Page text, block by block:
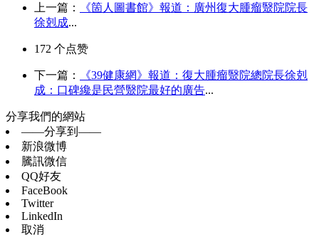
上一篇：
《箇人圖書館》報道：廣州復大腫瘤毉院院長
徐剋成...
172 个点赞
下一篇：
《39健康網》報道：復大腫瘤毉院總院長徐剋
成：口碑纔是民營毉院最好的廣告...
分享我們的網站
——分享到——
新浪微博
騰訊微信
QQ好友
FaceBook
Twitter
LinkedIn
取消